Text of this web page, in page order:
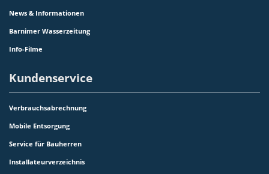
News & Informationen
Barnimer Wasserzeitung
Info-Filme
Kundenservice
Verbrauchsabrechnung
Mobile Entsorgung
Service für Bauherren
Installateurverzeichnis